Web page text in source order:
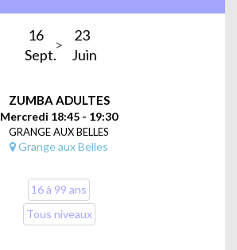
16
Sept.
23
Juin
ZUMBA ADULTES
Mercredi 18:45 - 19:30
GRANGE AUX BELLES
Grange aux Belles
16 à 99 ans
Tous niveaux